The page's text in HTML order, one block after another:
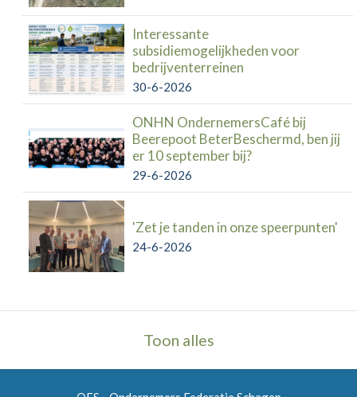
Interessante
subsidiemogelijkheden voor
bedrijventerreinen
30-6-2026
ONHN OndernemersCafé bij
Beerepoot BeterBeschermd, ben jij
er 10 september bij?
29-6-2026
'Zet je tanden in onze speerpunten'
24-6-2026
Toon alles